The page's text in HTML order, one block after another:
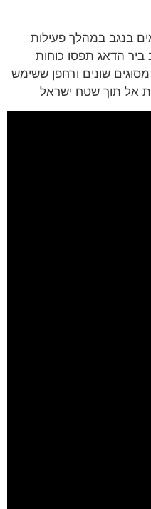
בנגב במהלך פעילות
ביר הדאג תפסו כוחות
שונים ורחפן ששימש
אל תוך שטח ישראל